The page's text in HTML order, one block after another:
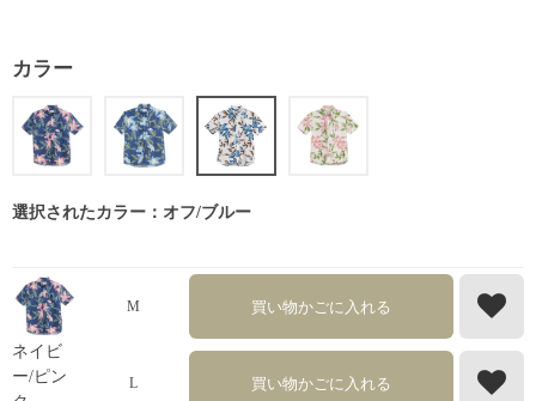
カラー
選択されたカラー：オフ/ブルー
ネイビ
ー/ピン
M 買い物かごに入れる
L 買い物かごに入れる